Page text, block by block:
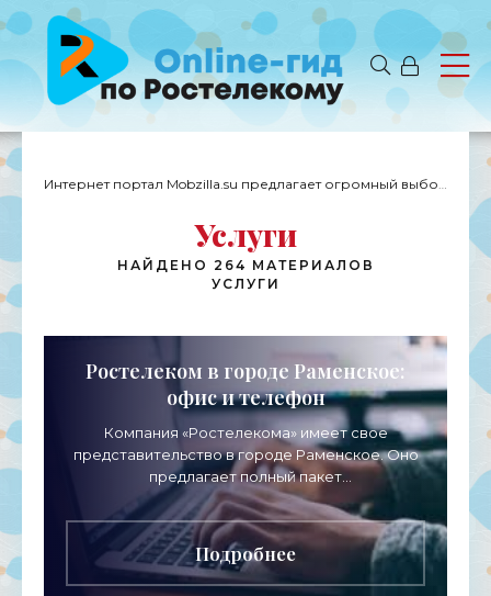
Интернет портал Mobzilla.su предлагает огромный выбор новостей с доставкой на дом.
Услуги
НАЙДЕНО 264 МАТЕРИАЛОВ
УСЛУГИ
Ростелеком в городе Раменское:
офис и телефон
Компания «Ростелекома» имеет свое
представительство в городе Раменское. Оно
предлагает полный пакет
телекоммуникационных услуг для физических
лиц, представителей среднего и малого
бизнеса,
Подробнее